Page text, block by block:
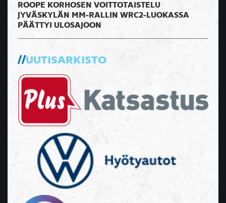
ROOPE KORHOSEN VOITTOTAISTELU
JYVÄSKYLÄN MM-RALLIN WRC2-LUOKASSA
PÄÄTTYI ULOSAJOON
UUTISARKISTO